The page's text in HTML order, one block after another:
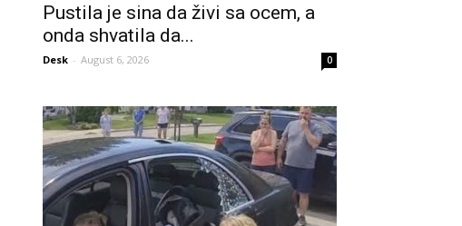
Pustila je sina da živi sa ocem, a
onda shvatila da...
Desk - August 6, 2026 0